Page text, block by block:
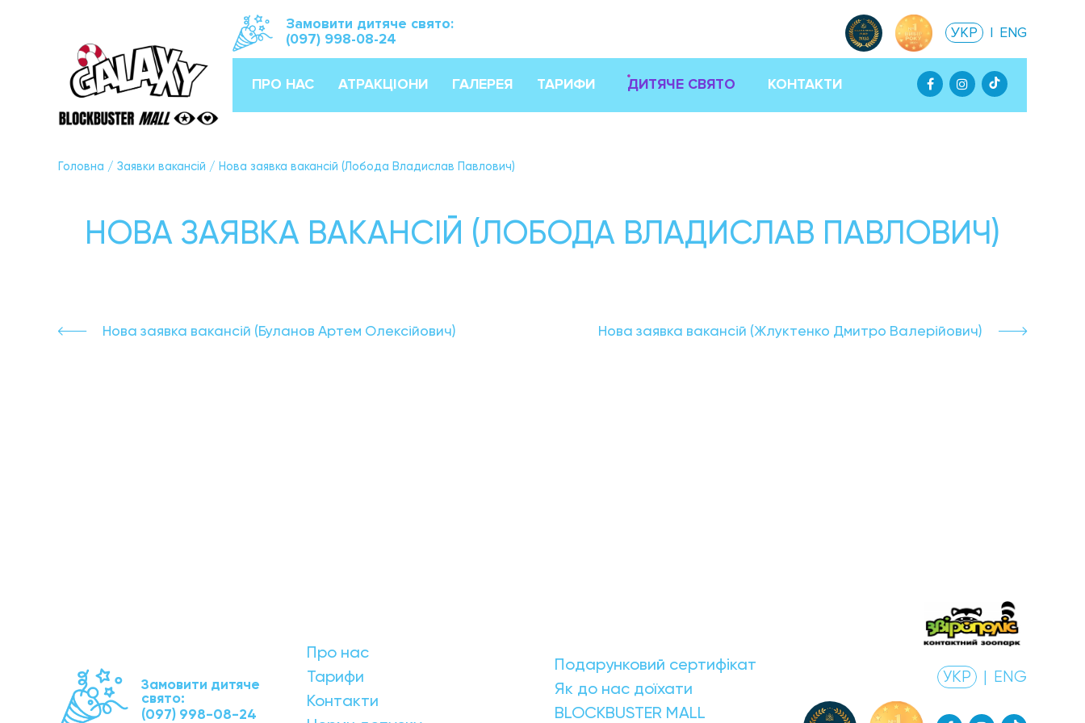
ПРО НАС АТРАКЦІОНИ ГАЛЕРЕЯ ТАРИФИ ДИТЯЧЕ СВЯТО КОНТАКТИ
Замовити дитяче свято:
(097) 998-08-24
УКР | ENG
Головна / Заявки вакансій / Нова заявка вакансій (Лобода Владислав Павлович)
НОВА ЗАЯВКА ВАКАНСІЙ (ЛОБОДА ВЛАДИСЛАВ ПАВЛОВИЧ)
Нова заявка вакансій (Буланов Артем Олексійович) Нова заявка вакансій (Жлуктенко Дмитро Валерійович)
Замовити дитяче
свято:
(097) 998-08-24
Про нас
Тарифи
Контакти
Подарунковий сертифікат
Як до нас доїхати
BLOCKBUSTER MALL
УКР | ENG